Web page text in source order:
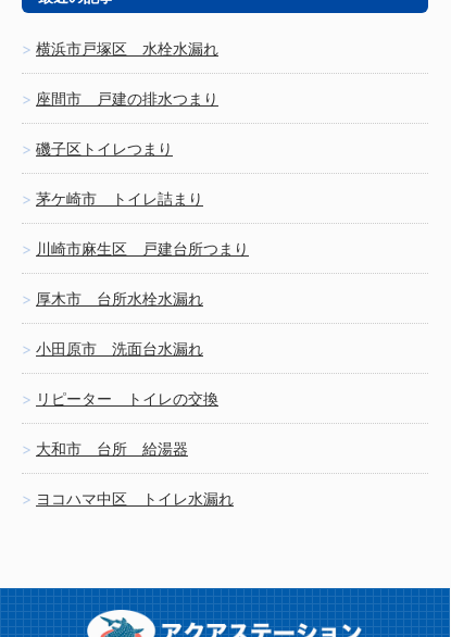
横浜市戸塚区 水栓水漏れ
座間市 戸建の排水つまり
磯子区トイレつまり
茅ケ崎市 トイレ詰まり
川崎市麻生区 戸建台所つまり
厚木市 台所水栓水漏れ
小田原市 洗面台水漏れ
リピーター トイレの交換
大和市 台所 給湯器
ヨコハマ中区 トイレ水漏れ